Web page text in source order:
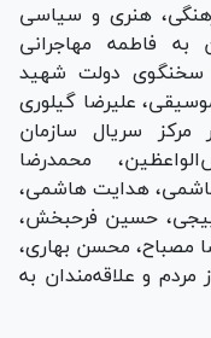
هنری و سیاسی
فاطمه مهاجرانی
سخنگوی دولت شهید
علیرضا گیلوری
مرکز سریال سازمان
محمدرضا
هدایت هاشمی،
حسین فرحبخش،
مصباح، محسن بهاری،
و علاقه‌مندان به